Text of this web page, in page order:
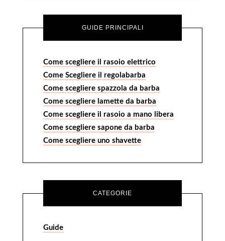
GUIDE PRINCIPALI
Come scegliere il rasoio elettrico
Come Scegliere il regolabarba
Come scegliere spazzola da barba
Come scegliere lamette da barba
Come scegliere il rasoio a mano libera
Come scegliere sapone da barba
Come scegliere uno shavette
CATEGORIE
Guide